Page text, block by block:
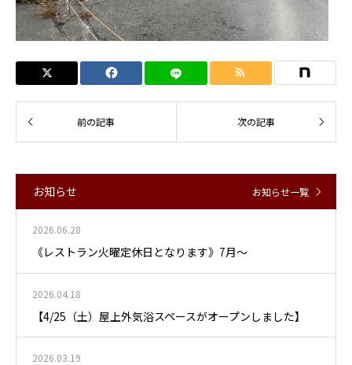
お知らせ お知らせ一覧
2026.06.28
《レストラン火曜定休日となります》7月～
2026.04.18
【4/25（土）屋上外気浴スペースがオープンしました】
2026.03.19